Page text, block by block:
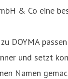
& Co eine
DOYMA
und setzt
Namen